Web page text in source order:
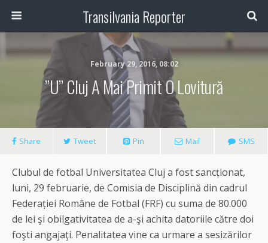
Transilvania Reporter
February 29, 2016, 08:02
”U” Cluj A Mai Primit O Lovitură
Share Tweet Pin Mail SMS
Clubul de fotbal Universitatea Cluj a fost sancționat,
luni, 29 februarie, de Comisia de Disciplină din cadrul
Federației Române de Fotbal (FRF) cu suma de 80.000
de lei şi obilgativitatea de a-şi achita datoriile către doi
foşti angajaţi. Penalitatea vine ca urmare a sesizărilor